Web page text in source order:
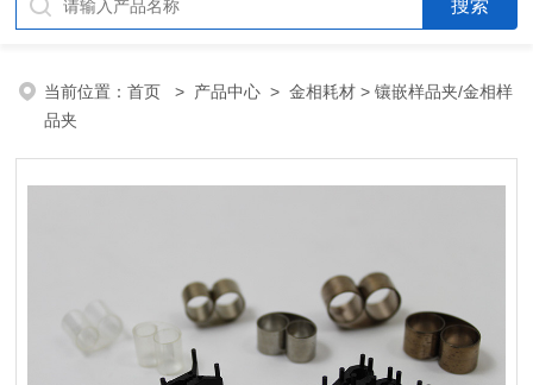
DMM-480C、透反射偏光显微镜XPF-550C、倒置生物显微镜XDS-
1、自动金相磨抛机YMPZ-2、金相磨平机MPJ-25
当前位置：首页 > 产品中心 >金相耗材 > 镶嵌样品夹/金相样
品夹